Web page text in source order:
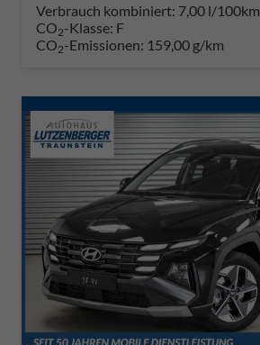
Verbrauch kombiniert: 7,00 l/100km
CO2-Klasse: F
CO2-Emissionen: 159,00 g/km